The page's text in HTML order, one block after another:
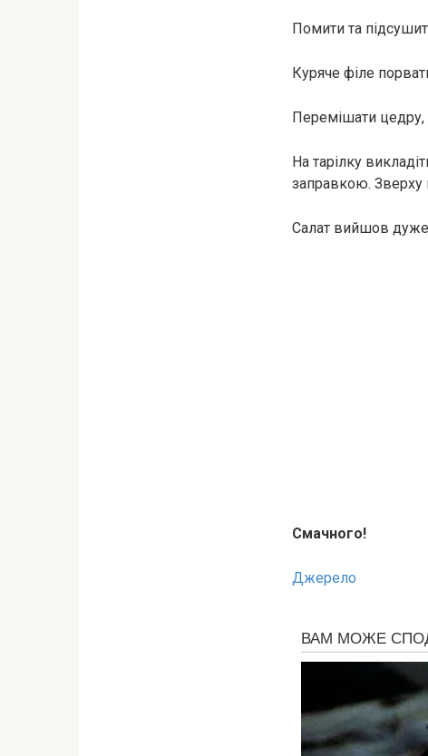
Помити та
Куряче філе
Перемішати цедру,
На тарілку
заправкою. Зверху
Салат вийшов дуже
Смачного!
Джерело